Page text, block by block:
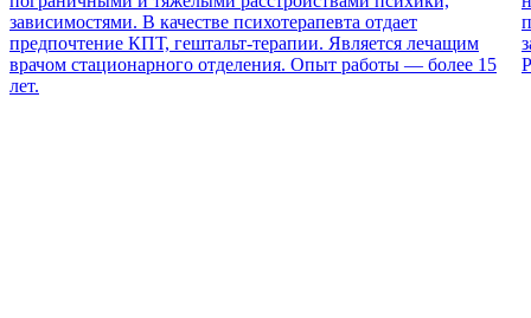
зависимостями. В качестве психотерапевта отдает
предпочтение КПТ, гештальт-терапии. Является лечащим
врачом стационарного отделения. Опыт работы — более 15
лет.